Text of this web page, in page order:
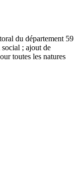
du département 59
; ajout de
toutes les natures